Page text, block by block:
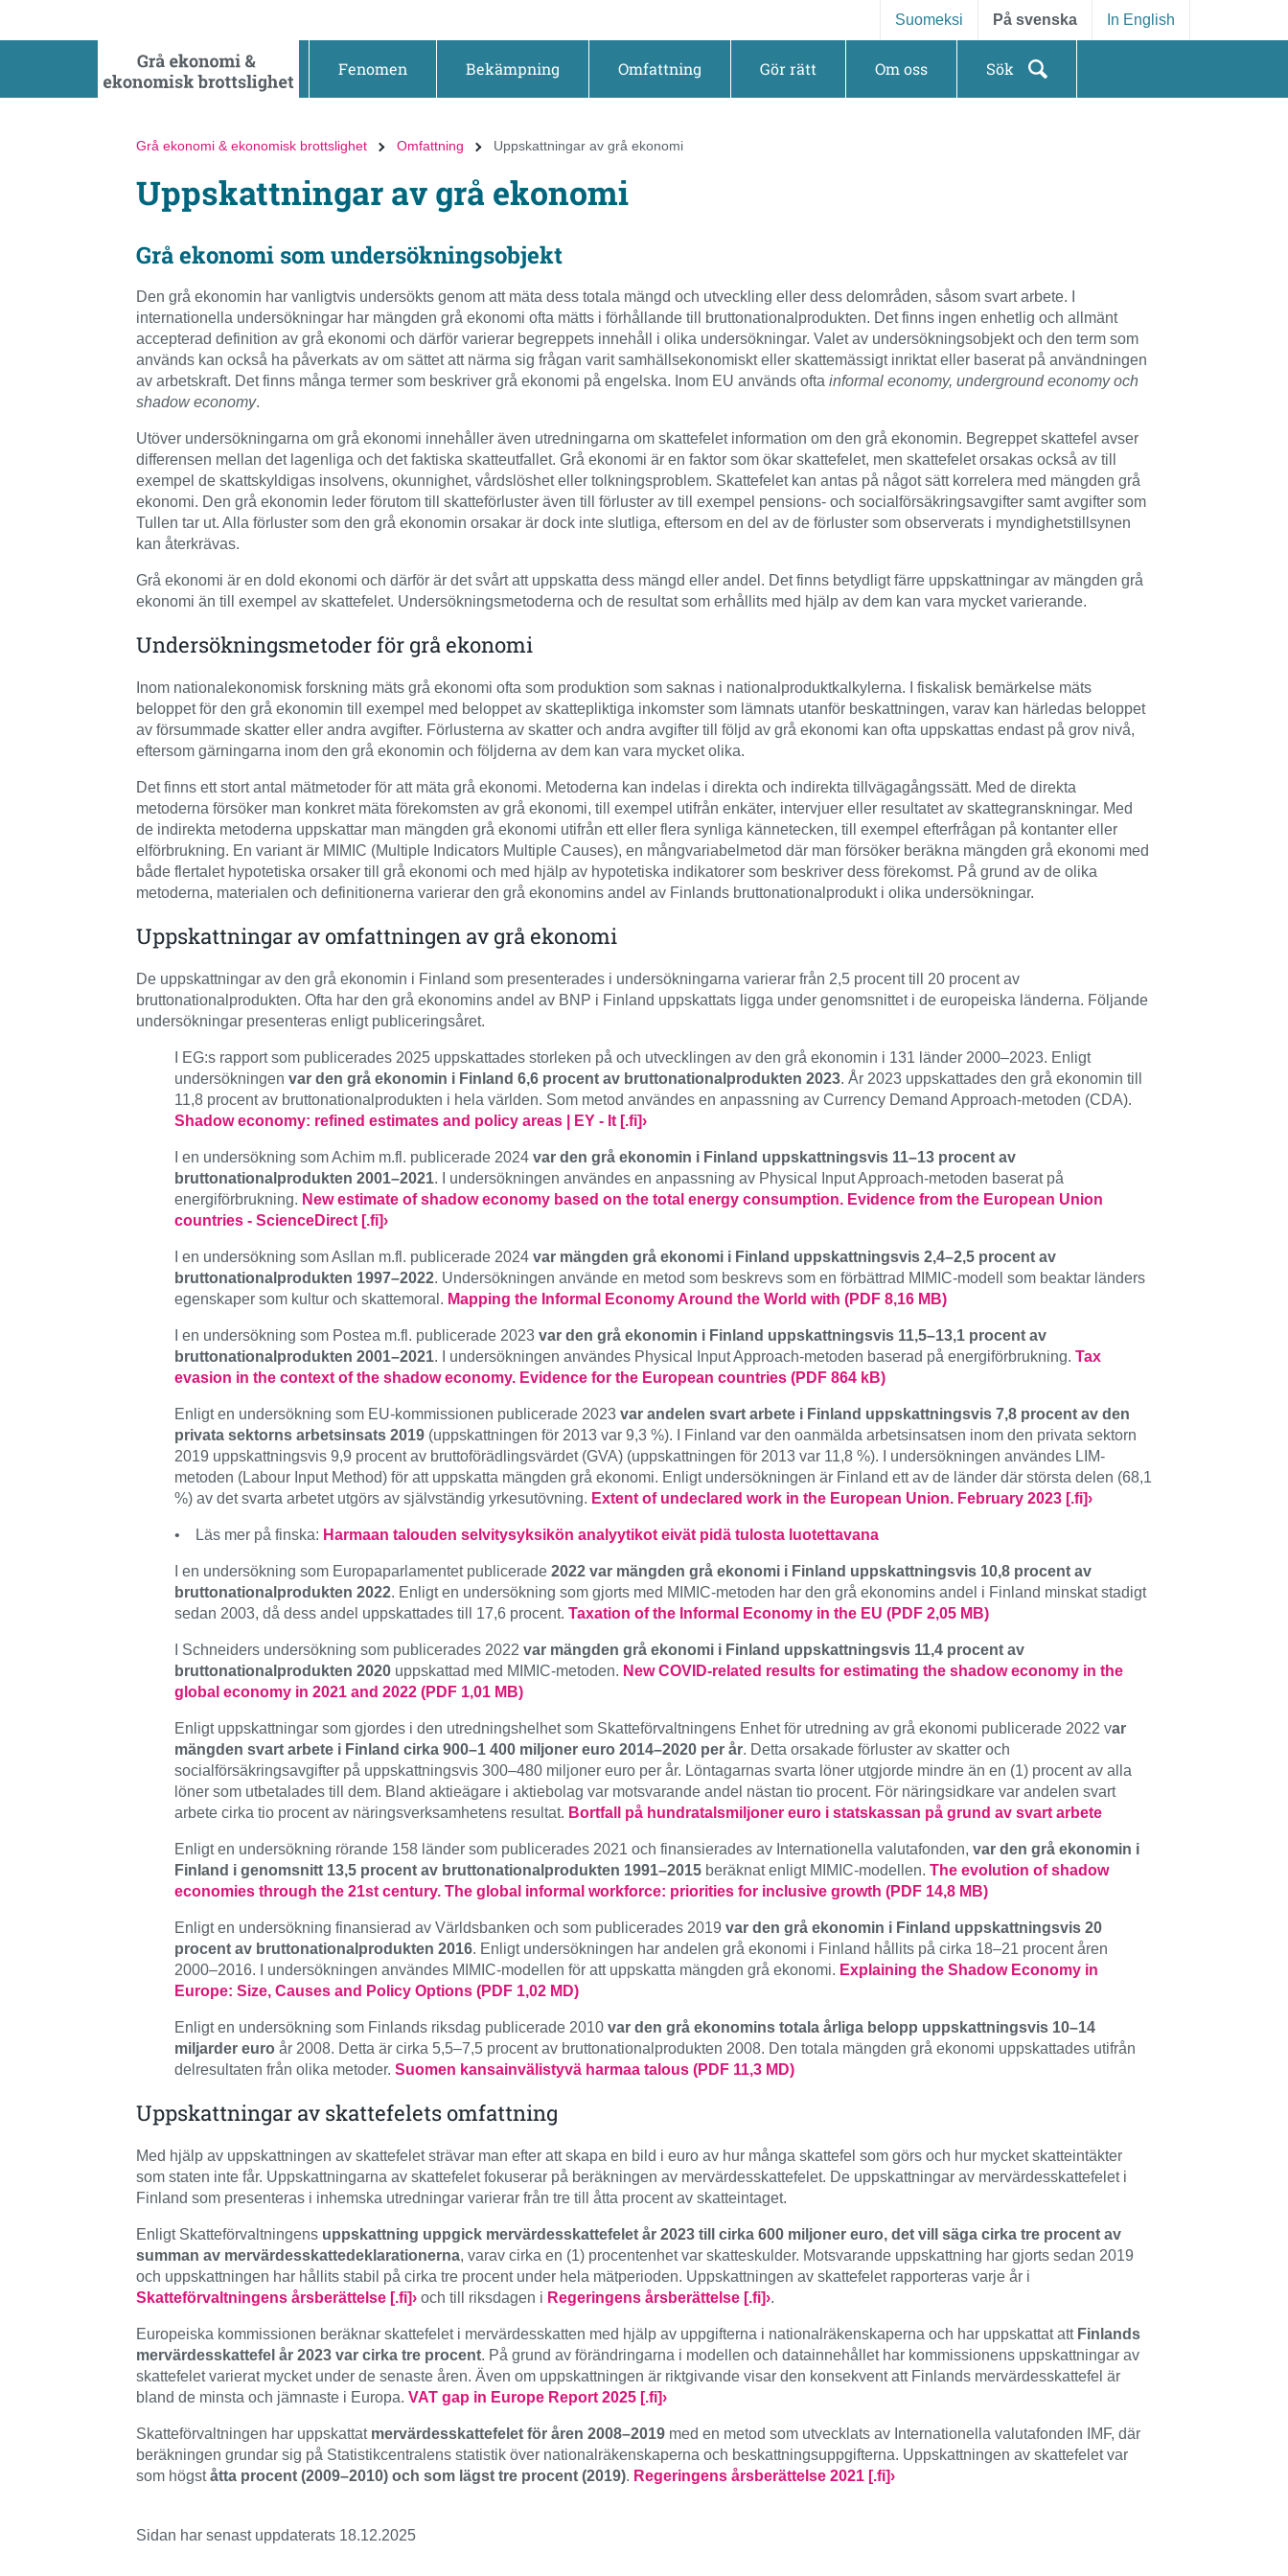
Suomeksi På svenska In English
Fenomen Bekämpning Omfattning Gör rätt Om oss Sök
Grå ekonomi & ekonomisk brottslighet Omfattning Uppskattningar av grå ekonomi
Uppskattningar av grå ekonomi
Grå ekonomi som undersökningsobjekt
Den grå ekonomin har vanligtvis undersökts genom att mäta dess totala mängd och utveckling eller dess delområden, såsom svart arbete. I
internationella undersökningar har mängden grå ekonomi ofta mätts i förhållande till bruttonationalprodukten. Det finns ingen enhetlig och allmänt
accepterad definition av grå ekonomi och därför varierar begreppets innehåll i olika undersökningar. Valet av undersökningsobjekt och den term som
används kan också ha påverkats av om sättet att närma sig frågan varit samhällsekonomiskt eller skattemässigt inriktat eller baserat på användningen
av arbetskraft. Det finns många termer som beskriver grå ekonomi på engelska. Inom EU används ofta informal economy, underground economy och
shadow economy.
Utöver undersökningarna om grå ekonomi innehåller även utredningarna om skattefelet information om den grå ekonomin. Begreppet skattefel avser
differensen mellan det lagenliga och det faktiska skatteutfallet. Grå ekonomi är en faktor som ökar skattefelet, men skattefelet orsakas också av till
exempel de skattskyldigas insolvens, okunnighet, vårdslöshet eller tolkningsproblem. Skattefelet kan antas på något sätt korrelera med mängden grå
ekonomi. Den grå ekonomin leder förutom till skatteförluster även till förluster av till exempel pensions- och socialförsäkringsavgifter samt avgifter som
Tullen tar ut. Alla förluster som den grå ekonomin orsakar är dock inte slutliga, eftersom en del av de förluster som observerats i myndighetstillsynen
kan återkrävas.
Grå ekonomi är en dold ekonomi och därför är det svårt att uppskatta dess mängd eller andel. Det finns betydligt färre uppskattningar av mängden grå
ekonomi än till exempel av skattefelet. Undersökningsmetoderna och de resultat som erhållits med hjälp av dem kan vara mycket varierande.
Undersökningsmetoder för grå ekonomi
Inom nationalekonomisk forskning mäts grå ekonomi ofta som produktion som saknas i nationalproduktkalkylerna. I fiskalisk bemärkelse mäts
beloppet för den grå ekonomin till exempel med beloppet av skattepliktiga inkomster som lämnats utanför beskattningen, varav kan härledas beloppet
av försummade skatter eller andra avgifter. Förlusterna av skatter och andra avgifter till följd av grå ekonomi kan ofta uppskattas endast på grov nivå,
eftersom gärningarna inom den grå ekonomin och följderna av dem kan vara mycket olika.
Det finns ett stort antal mätmetoder för att mäta grå ekonomi. Metoderna kan indelas i direkta och indirekta tillvägagångssätt. Med de direkta
metoderna försöker man konkret mäta förekomsten av grå ekonomi, till exempel utifrån enkäter, intervjuer eller resultatet av skattegranskningar. Med
de indirekta metoderna uppskattar man mängden grå ekonomi utifrån ett eller flera synliga kännetecken, till exempel efterfrågan på kontanter eller
elförbrukning. En variant är MIMIC (Multiple Indicators Multiple Causes), en mångvariabelmetod där man försöker beräkna mängden grå ekonomi med
både flertalet hypotetiska orsaker till grå ekonomi och med hjälp av hypotetiska indikatorer som beskriver dess förekomst. På grund av de olika
metoderna, materialen och definitionerna varierar den grå ekonomins andel av Finlands bruttonationalprodukt i olika undersökningar.
Uppskattningar av omfattningen av grå ekonomi
De uppskattningar av den grå ekonomin i Finland som presenterades i undersökningarna varierar från 2,5 procent till 20 procent av
bruttonationalprodukten. Ofta har den grå ekonomins andel av BNP i Finland uppskattats ligga under genomsnittet i de europeiska länderna. Följande
undersökningar presenteras enligt publiceringsåret.
I EG:s rapport som publicerades 2025 uppskattades storleken på och utvecklingen av den grå ekonomin i 131 länder 2000–2023. Enligt
undersökningen var den grå ekonomin i Finland 6,6 procent av bruttonationalprodukten 2023. År 2023 uppskattades den grå ekonomin till
11,8 procent av bruttonationalprodukten i hela världen. Som metod användes en anpassning av Currency Demand Approach-metoden (CDA).
Shadow economy: refined estimates and policy areas | EY - It [.fi]›
I en undersökning som Achim m.fl. publicerade 2024 var den grå ekonomin i Finland uppskattningsvis 11–13 procent av
bruttonationalprodukten 2001–2021. I undersökningen användes en anpassning av Physical Input Approach-metoden baserat på
energiförbrukning. New estimate of shadow economy based on the total energy consumption. Evidence from the European Union
countries - ScienceDirect [.fi]›
I en undersökning som Asllan m.fl. publicerade 2024 var mängden grå ekonomi i Finland uppskattningsvis 2,4–2,5 procent av
bruttonationalprodukten 1997–2022. Undersökningen använde en metod som beskrevs som en förbättrad MIMIC-modell som beaktar länders
egenskaper som kultur och skattemoral. Mapping the Informal Economy Around the World with (PDF 8,16 MB)
I en undersökning som Postea m.fl. publicerade 2023 var den grå ekonomin i Finland uppskattningsvis 11,5–13,1 procent av
bruttonationalprodukten 2001–2021. I undersökningen användes Physical Input Approach-metoden baserad på energiförbrukning. Tax
evasion in the context of the shadow economy. Evidence for the European countries (PDF 864 kB)
Enligt en undersökning som EU-kommissionen publicerade 2023 var andelen svart arbete i Finland uppskattningsvis 7,8 procent av den
privata sektorns arbetsinsats 2019 (uppskattningen för 2013 var 9,3 %). I Finland var den oanmälda arbetsinsatsen inom den privata sektorn
2019 uppskattningsvis 9,9 procent av bruttoförädlingsvärdet (GVA) (uppskattningen för 2013 var 11,8 %). I undersökningen användes LIM-
metoden (Labour Input Method) för att uppskatta mängden grå ekonomi. Enligt undersökningen är Finland ett av de länder där största delen (68,1
%) av det svarta arbetet utgörs av självständig yrkesutövning. Extent of undeclared work in the European Union. February 2023 [.fi]›
• Läs mer på finska: Harmaan talouden selvitysyksikön analyytikot eivät pidä tulosta luotettavana
I en undersökning som Europaparlamentet publicerade 2022 var mängden grå ekonomi i Finland uppskattningsvis 10,8 procent av
bruttonationalprodukten 2022. Enligt en undersökning som gjorts med MIMIC-metoden har den grå ekonomins andel i Finland minskat stadigt
sedan 2003, då dess andel uppskattades till 17,6 procent. Taxation of the Informal Economy in the EU (PDF 2,05 MB)
I Schneiders undersökning som publicerades 2022 var mängden grå ekonomi i Finland uppskattningsvis 11,4 procent av
bruttonationalprodukten 2020 uppskattad med MIMIC-metoden. New COVID-related results for estimating the shadow economy in the
global economy in 2021 and 2022 (PDF 1,01 MB)
Enligt uppskattningar som gjordes i den utredningshelhet som Skatteförvaltningens Enhet för utredning av grå ekonomi publicerade 2022 var
mängden svart arbete i Finland cirka 900–1 400 miljoner euro 2014–2020 per år. Detta orsakade förluster av skatter och
socialförsäkringsavgifter på uppskattningsvis 300–480 miljoner euro per år. Löntagarnas svarta löner utgjorde mindre än en (1) procent av alla
löner som utbetalades till dem. Bland aktieägare i aktiebolag var motsvarande andel nästan tio procent. För näringsidkare var andelen svart
arbete cirka tio procent av näringsverksamhetens resultat. Bortfall på hundratalsmiljoner euro i statskassan på grund av svart arbete
Enligt en undersökning rörande 158 länder som publicerades 2021 och finansierades av Internationella valutafonden, var den grå ekonomin i
Finland i genomsnitt 13,5 procent av bruttonationalprodukten 1991–2015 beräknat enligt MIMIC-modellen. The evolution of shadow
economies through the 21st century. The global informal workforce: priorities for inclusive growth (PDF 14,8 MB)
Enligt en undersökning finansierad av Världsbanken och som publicerades 2019 var den grå ekonomin i Finland uppskattningsvis 20
procent av bruttonationalprodukten 2016. Enligt undersökningen har andelen grå ekonomi i Finland hållits på cirka 18–21 procent åren
2000–2016. I undersökningen användes MIMIC-modellen för att uppskatta mängden grå ekonomi. Explaining the Shadow Economy in
Europe: Size, Causes and Policy Options (PDF 1,02 MD)
Enligt en undersökning som Finlands riksdag publicerade 2010 var den grå ekonomins totala årliga belopp uppskattningsvis 10–14
miljarder euro år 2008. Detta är cirka 5,5–7,5 procent av bruttonationalprodukten 2008. Den totala mängden grå ekonomi uppskattades utifrån
delresultaten från olika metoder. Suomen kansainvälistyvä harmaa talous (PDF 11,3 MD)
Uppskattningar av skattefelets omfattning
Med hjälp av uppskattningen av skattefelet strävar man efter att skapa en bild i euro av hur många skattefel som görs och hur mycket skatteintäkter
som staten inte får. Uppskattningarna av skattefelet fokuserar på beräkningen av mervärdesskattefelet. De uppskattningar av mervärdesskattefelet i
Finland som presenteras i inhemska utredningar varierar från tre till åtta procent av skatteintaget.
Enligt Skatteförvaltningens uppskattning uppgick mervärdesskattefelet år 2023 till cirka 600 miljoner euro, det vill säga cirka tre procent av
summan av mervärdesskattedeklarationerna, varav cirka en (1) procentenhet var skatteskulder. Motsvarande uppskattning har gjorts sedan 2019
och uppskattningen har hållits stabil på cirka tre procent under hela mätperioden. Uppskattningen av skattefelet rapporteras varje år i
Skatteförvaltningens årsberättelse [.fi]› och till riksdagen i Regeringens årsberättelse [.fi]›.
Europeiska kommissionen beräknar skattefelet i mervärdesskatten med hjälp av uppgifterna i nationalräkenskaperna och har uppskattat att Finlands
mervärdesskattefel år 2023 var cirka tre procent. På grund av förändringarna i modellen och datainnehållet har kommissionens uppskattningar av
skattefelet varierat mycket under de senaste åren. Även om uppskattningen är riktgivande visar den konsekvent att Finlands mervärdesskattefel är
bland de minsta och jämnaste i Europa. VAT gap in Europe Report 2025 [.fi]›
Skatteförvaltningen har uppskattat mervärdesskattefelet för åren 2008–2019 med en metod som utvecklats av Internationella valutafonden IMF, där
beräkningen grundar sig på Statistikcentralens statistik över nationalräkenskaperna och beskattningsuppgifterna. Uppskattningen av skattefelet var
som högståtta procent (2009–2010) och som lägst tre procent (2019). Regeringens årsberättelse 2021 [.fi]›
Sidan har senast uppdaterats 18.12.2025